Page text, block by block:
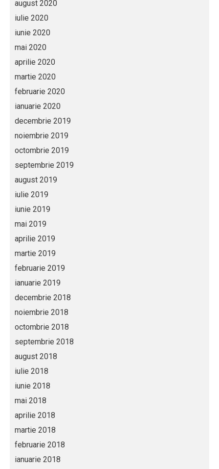
august 2020
iulie 2020
iunie 2020
mai 2020
aprilie 2020
martie 2020
februarie 2020
ianuarie 2020
decembrie 2019
noiembrie 2019
octombrie 2019
septembrie 2019
august 2019
iulie 2019
iunie 2019
mai 2019
aprilie 2019
martie 2019
februarie 2019
ianuarie 2019
decembrie 2018
noiembrie 2018
octombrie 2018
septembrie 2018
august 2018
iulie 2018
iunie 2018
mai 2018
aprilie 2018
martie 2018
februarie 2018
ianuarie 2018